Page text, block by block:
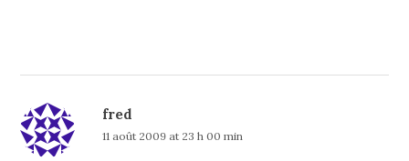
fred
11 août 2009 at 23 h 00 min